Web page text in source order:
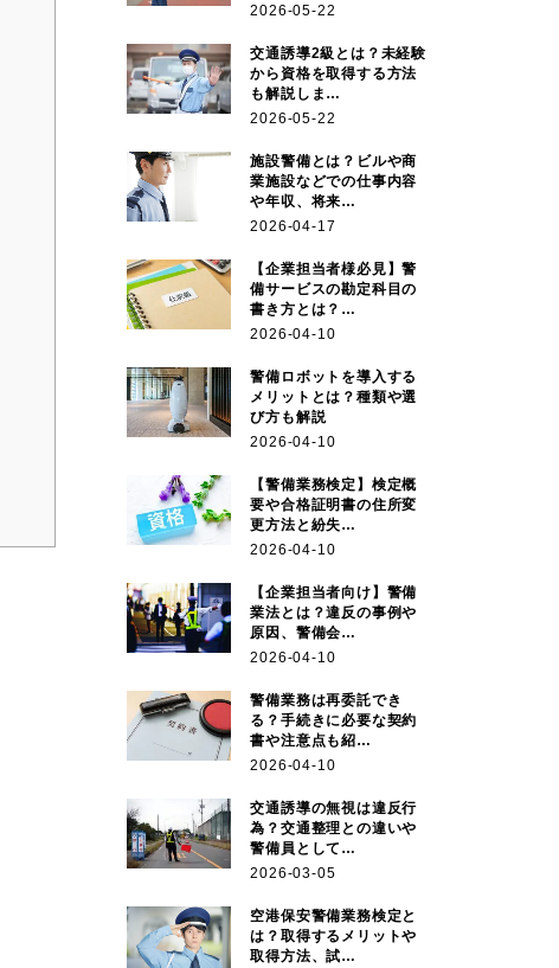
2026-05-22
交通誘導2級とは？未経験
から資格を取得する方法
も解説しま…
2026-05-22
施設警備とは？ビルや商
業施設などでの仕事内容
や年収、将来…
2026-04-17
【企業担当者様必見】警
備サービスの勘定科目の
書き方とは？…
2026-04-10
警備ロボットを導入する
メリットとは？種類や選
び方も解説
2026-04-10
【警備業務検定】検定概
要や合格証明書の住所変
更方法と紛失…
2026-04-10
【企業担当者向け】警備
業法とは？違反の事例や
原因、警備会…
2026-04-10
警備業務は再委託でき
る？手続きに必要な契約
書や注意点も紹…
2026-04-10
交通誘導の無視は違反行
為？交通整理との違いや
警備員として…
2026-03-05
空港保安警備業務検定と
は？取得するメリットや
取得方法、試…